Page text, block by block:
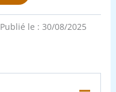
Publié le : 30/08/2025